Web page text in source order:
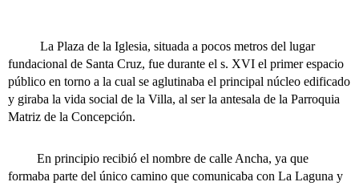
La Plaza de la Iglesia, situada a pocos metros del lugar
fundacional de Santa Cruz, fue durante el s. XVI el primer espacio
público en torno a la cual se aglutinaba el principal núcleo edificado
y giraba la vida social de la Villa, al ser la antesala de la Parroquia
Matriz de la Concepción.
En principio recibió el nombre de calle Ancha, ya que
formaba parte del único camino que comunicaba con La Laguna y